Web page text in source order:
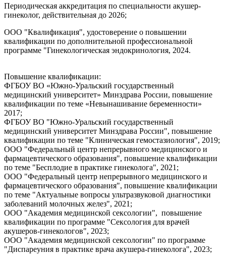
Периодическая аккредитация по специальности акушер-
гинеколог, действительная до 2026;
ООО "Квалификация", удостоверение о повышении
квалификации по дополнительной профессиональной
программе "Гинекологическая эндокринология, 2024.
Повышение квалификации:
ФГБОУ ВО «Южно-Уральский государственный
медицинский университет» Минздрава России, повышение
квалификации по теме «Невынашивание беременности»
2017;
ФГБОУ ВО "Южно-Уральский государственный
медицинский университет Минздрава России", повышение
квалификации по теме "Клиническая гемостазиология", 2019;
ООО "Федеральный центр непрерывного медицинского и
фармацевтического образования", повышение квалификации
по теме "Бесплодие в практике гинеколога", 2021;
ООО "Федеральный центр непрерывного медицинского и
фармацевтического образования", повышение квалификации
по теме "Актуальные вопросы ультразвуковой диагностики
заболеваний молочных желез", 2021;
ООО "Академия медицинской сексологии", повышение
квалификации по программе "Сексология для врачей
акушеров-гинекологов", 2023;
ООО "Академия медицинской сексологии" по программе
"Диспареуния в практике врача акушера-гинеколога", 2023;